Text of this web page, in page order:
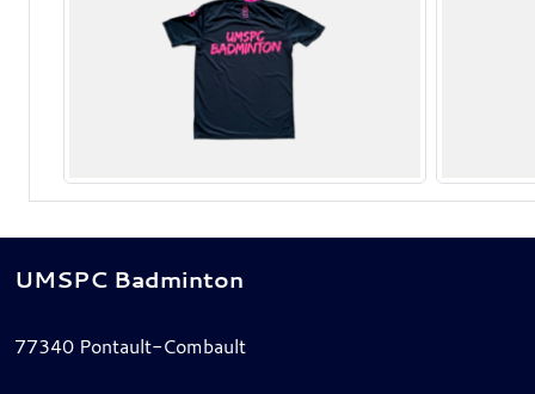
UMSPC Badminton
77340 Pontault-Combault